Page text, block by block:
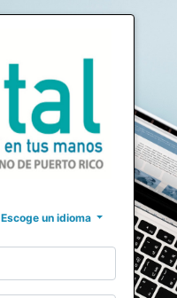
Escoge un idioma